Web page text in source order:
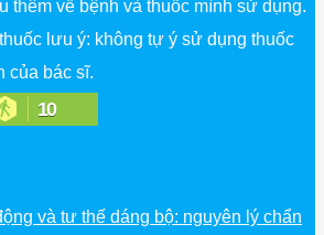
thêm về bệnh và thuốc mình sử dụng.
lưu ý: không tự ý sử dụng thuốc
của bác sĩ.
10
và tư thế dáng bộ: nguyên lý chẩn